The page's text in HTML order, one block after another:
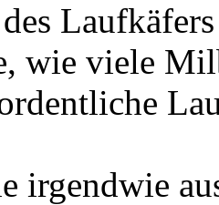
wie viele
irgendwie